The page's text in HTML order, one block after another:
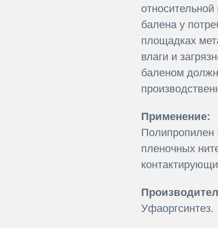
балена у
площадках
влаги и
баленом
Применение:
Полипропилен
пленочных
Уфаоргсинтез.